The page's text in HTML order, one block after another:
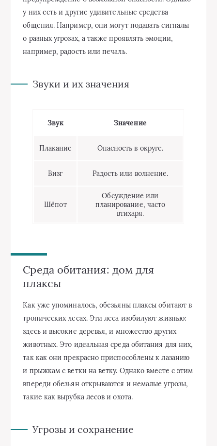
у них есть и другие удивительные средства
общения. Например, они могут подавать сигналы
о разных угрозах, а также проявлять эмоции,
например, радость или печаль.
Звуки и их значения
Звук Значение
Плакание Опасность в округе.
Визг Радость или волнение.
Шёпот
Обсуждение или
планирование, часто
втихаря.
Среда обитания: дом для
плаксы
Как уже упоминалось, обезьяны плаксы обитают в
тропических лесах. Эти леса изобилуют жизнью:
здесь и высокие деревья, и множество других
животных. Это идеальная среда обитания для них,
так как они прекрасно приспособлены к лазанию
и прыжкам с ветки на ветку. Однако вместе с этим
впереди обезьян открываются и немалые угрозы,
такие как вырубка лесов и охота.
Угрозы и сохранение